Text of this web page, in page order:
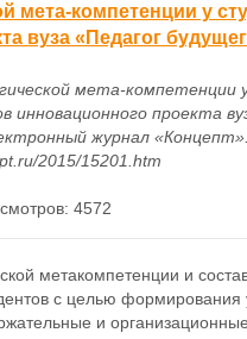
мета-компетенции у
вуза «Педагог
мета-компетенции
инновационного проекта
журнал
2015/15201.htm
4572
метакомпетенции и
с целью формирования
и